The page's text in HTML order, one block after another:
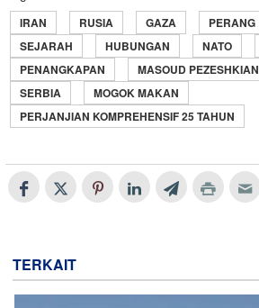
IRAN RUSIA GAZA PERANG
SEJARAH
HUBUNGAN NATO
PENANGKAPAN
MASOUD PEZESHKIAN
SERBIA
MOGOK MAKAN
PERJANJIAN KOMPREHENSIF 25 TAHUN
TERKAIT